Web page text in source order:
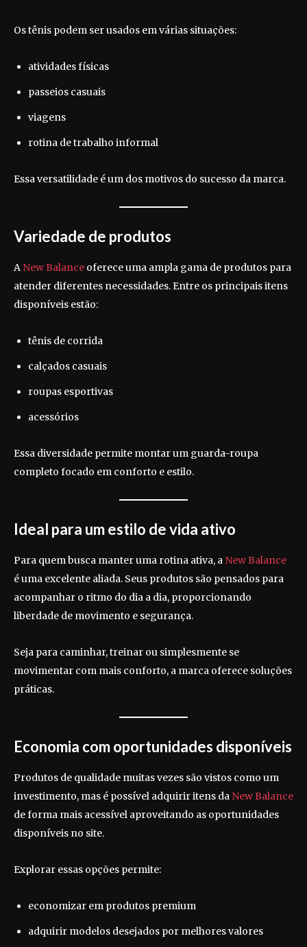
Os tênis podem ser usados em várias situações:
atividades físicas
passeios casuais
viagens
rotina de trabalho informal
Essa versatilidade é um dos motivos do sucesso da marca.
Variedade de produtos
A New Balance oferece uma ampla gama de produtos para
atender diferentes necessidades. Entre os principais itens
disponíveis estão:
tênis de corrida
calçados casuais
roupas esportivas
acessórios
Essa diversidade permite montar um guarda-roupa
completo focado em conforto e estilo.
Ideal para um estilo de vida ativo
Para quem busca manter uma rotina ativa, a New Balance
é uma excelente aliada. Seus produtos são pensados para
acompanhar o ritmo do dia a dia, proporcionando
liberdade de movimento e segurança.
Seja para caminhar, treinar ou simplesmente se
movimentar com mais conforto, a marca oferece soluções
práticas.
Economia com oportunidades disponíveis
Produtos de qualidade muitas vezes são vistos como um
investimento, mas é possível adquirir itens da New Balance
de forma mais acessível aproveitando as oportunidades
disponíveis no site.
Explorar essas opções permite:
economizar em produtos premium
adquirir modelos desejados por melhores valores